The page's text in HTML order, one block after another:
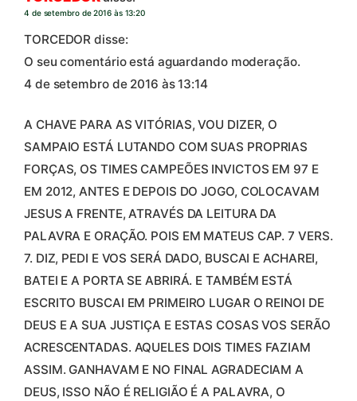
4 de setembro de 2016 às 13:20
TORCEDOR disse:
O seu comentário está aguardando moderação.
4 de setembro de 2016 às 13:14
A CHAVE PARA AS VITÓRIAS, VOU DIZER, O
SAMPAIO ESTÁ LUTANDO COM SUAS PROPRIAS
FORÇAS, OS TIMES CAMPEÕES INVICTOS EM 97 E
EM 2012, ANTES E DEPOIS DO JOGO, COLOCAVAM
JESUS A FRENTE, ATRAVÉS DA LEITURA DA
PALAVRA E ORAÇÃO. POIS EM MATEUS CAP. 7 VERS.
7. DIZ, PEDI E VOS SERÁ DADO, BUSCAI E ACHAREI,
BATEI E A PORTA SE ABRIRÁ. E TAMBÉM ESTÁ
ESCRITO BUSCAI EM PRIMEIRO LUGAR O REINOI DE
DEUS E A SUA JUSTIÇA E ESTAS COSAS VOS SERÃO
ACRESCENTADAS. AQUELES DOIS TIMES FAZIAM
ASSIM. GANHAVAM E NO FINAL AGRADECIAM A
DEUS, ISSO NÃO É RELIGIÃO É A PALAVRA, O